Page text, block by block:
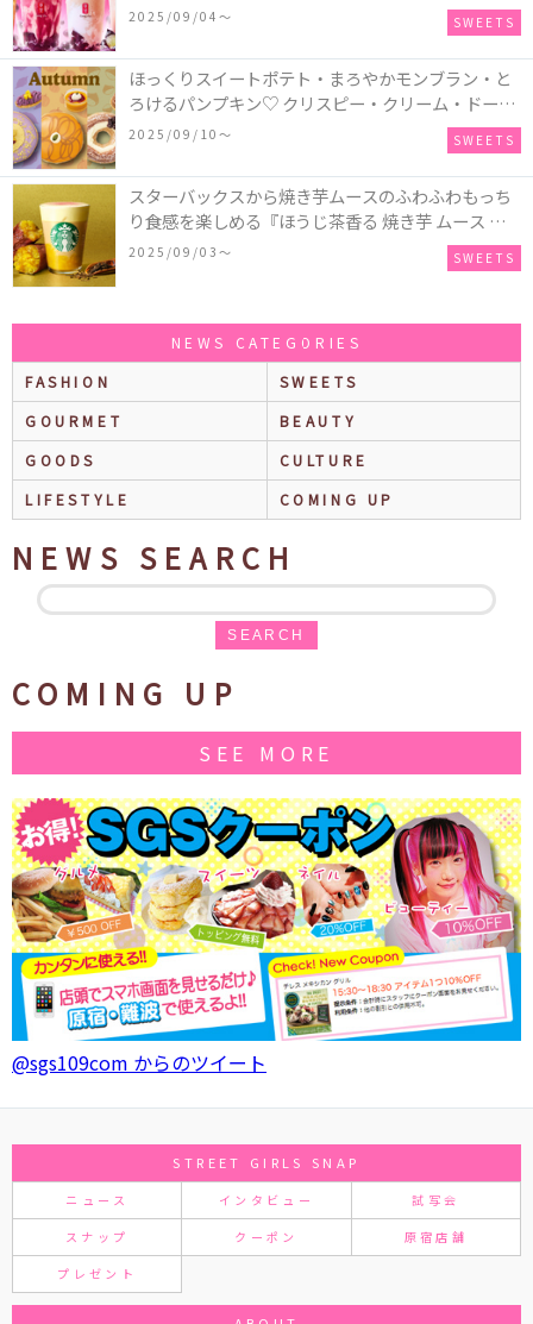
ミルクティー、ティーエード、ジェラッティー、ス
2025/09/04〜 SWEETS
ほっくりスイートポテト・まろやかモンブラン・と
ろけるパンプキン♡ クリスピー・クリーム・ドーナ
ツに“いも”“栗“”かぼちゃ“を使用し、秋らしい人気
2025/09/10〜 SWEETS
スターバックスから焼き芋ムースのふわふわもっち
り食感を楽しめる『ほうじ茶香る 焼き芋 ムース テ
ィー ラテ』が新発売！大好評の『チョコレート ムー
2025/09/03〜 SWEETS
NEWS CATEGORIES
FASHION
SWEETS
GOURMET
BEAUTY
GOODS
CULTURE
LIFESTYLE
COMING UP
NEWS SEARCH
SEARCH
COMING UP
SEE MORE
@sgs109com からのツイート
STREET GIRLS SNAP
ニュース インタビュー 試写会
スナップ クーポン 原宿店舗
プレゼント